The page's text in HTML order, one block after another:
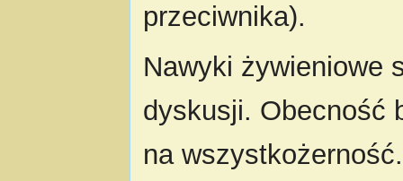
przeciwnika).
Nawyki żywieniowe
dyskusji. Obecność
na